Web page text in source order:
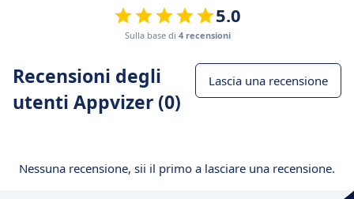
5.0
Sulla base di 4 recensioni
Recensioni degli
utenti Appvizer (0)
Lascia una recensione
Nessuna recensione, sii il primo a lasciare una recensione.